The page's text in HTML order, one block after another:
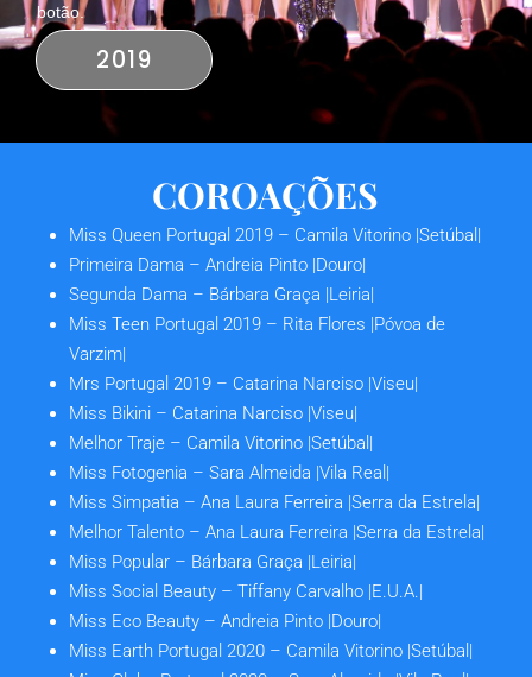
botão.
2019
COROAÇÕES
Miss Queen Portugal 2019 – Camila Vitorino |Setúbal|
Primeira Dama – Andreia Pinto |Douro|
Segunda Dama – Bárbara Graça |Leiria|
Miss Teen Portugal 2019 – Rita Flores |Póvoa de
Varzim|
Mrs Portugal 2019 – Catarina Narciso |Viseu|
Miss Bikini – Catarina Narciso |Viseu|
Melhor Traje – Camila Vitorino |Setúbal|
Miss Fotogenia – Sara Almeida |Vila Real|
Miss Simpatia – Ana Laura Ferreira |Serra da Estrela|
Melhor Talento – Ana Laura Ferreira |Serra da Estrela|
Miss Popular – Bárbara Graça |Leiria|
Miss Social Beauty – Tiffany Carvalho |E.U.A.|
Miss Eco Beauty – Andreia Pinto |Douro|
Miss Earth Portugal 2020 – Camila Vitorino |Setúbal|